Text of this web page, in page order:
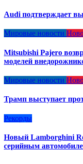
Audi подтверждает
Мировые новости
Mitsubishi Pajero
моделей
Мировые новости
Трамп выступает
Рекорды
Новый Lamborghini
серийным